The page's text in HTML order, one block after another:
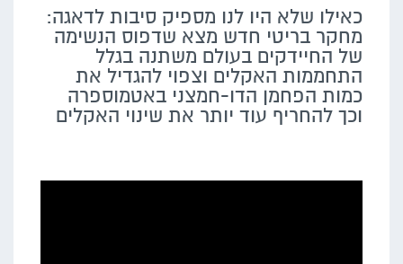
כאילו שלא היו לנו מספיק סיבות לדאגה:
מחקר בריטי חדש מצא שדפוס הנשימה
של החיידקים בעולם משתנה בגלל
התחממות האקלים וצפוי להגדיל את
כמות הפחמן הדו-חמצני באטמוספרה
וכך להחריף עוד יותר את שינוי האקלים